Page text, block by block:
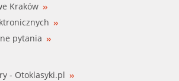
Kraków
pytania
- Otoklasyki.pl